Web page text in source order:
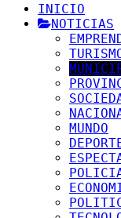
INICIO
NOTICIAS
MUNDO